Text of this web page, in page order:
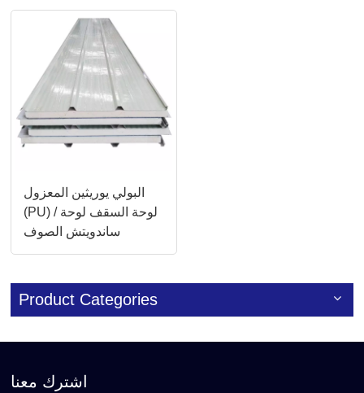
البولي يوريثين المعزول
(PU) / لوحة السقف لوحة
ساندويتش الصوف
الصخري
Product Categories
اشترك معنا